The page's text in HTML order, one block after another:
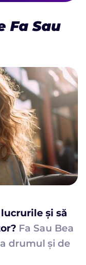
Fa Sau
și să
Fa Sau Bea
drumul și de